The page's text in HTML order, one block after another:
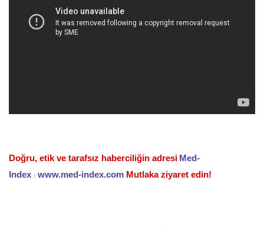
Doğru, etik ve tarafsız haberciliğin adresi Med-
Index : www.med-index.com Mutlaka ziyaret edin!